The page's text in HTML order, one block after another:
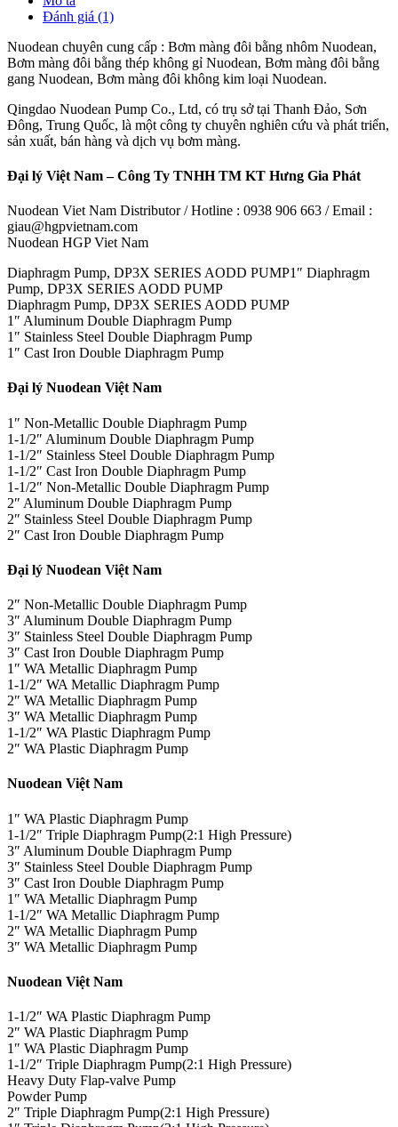
Đánh giá (1)
Nuodean chuyên cung cấp : Bơm màng đôi bằng nhôm Nuodean,
Bơm màng đôi bằng thép không gỉ Nuodean, Bơm màng đôi bằng
gang Nuodean, Bơm màng đôi không kim loại Nuodean.
Qingdao Nuodean Pump Co., Ltd, có trụ sở tại Thanh Đảo, Sơn
Đông, Trung Quốc, là một công ty chuyên nghiên cứu và phát triển,
sản xuất, bán hàng và dịch vụ bơm màng.
Đại lý Việt Nam – Công Ty TNHH TM KT Hưng Gia Phát
Nuodean Viet Nam Distributor / Hotline : 0938 906 663 / Email :
giau@hgpvietnam.com
Nuodean HGP Viet Nam
Diaphragm Pump, DP3X SERIES AODD PUMP1″ Diaphragm
Pump, DP3X SERIES AODD PUMP
Diaphragm Pump, DP3X SERIES AODD PUMP
1″ Aluminum Double Diaphragm Pump
1″ Stainless Steel Double Diaphragm Pump
1″ Cast Iron Double Diaphragm Pump
Đại lý Nuodean Việt Nam
1″ Non-Metallic Double Diaphragm Pump
1-1/2″ Aluminum Double Diaphragm Pump
1-1/2″ Stainless Steel Double Diaphragm Pump
1-1/2″ Cast Iron Double Diaphragm Pump
1-1/2″ Non-Metallic Double Diaphragm Pump
2″ Aluminum Double Diaphragm Pump
2″ Stainless Steel Double Diaphragm Pump
2″ Cast Iron Double Diaphragm Pump
Đại lý Nuodean Việt Nam
2″ Non-Metallic Double Diaphragm Pump
3″ Aluminum Double Diaphragm Pump
3″ Stainless Steel Double Diaphragm Pump
3″ Cast Iron Double Diaphragm Pump
1″ WA Metallic Diaphragm Pump
1-1/2″ WA Metallic Diaphragm Pump
2″ WA Metallic Diaphragm Pump
3″ WA Metallic Diaphragm Pump
1-1/2″ WA Plastic Diaphragm Pump
2″ WA Plastic Diaphragm Pump
Nuodean Việt Nam
1″ WA Plastic Diaphragm Pump
1-1/2″ Triple Diaphragm Pump(2:1 High Pressure)
3″ Aluminum Double Diaphragm Pump
3″ Stainless Steel Double Diaphragm Pump
3″ Cast Iron Double Diaphragm Pump
1″ WA Metallic Diaphragm Pump
1-1/2″ WA Metallic Diaphragm Pump
2″ WA Metallic Diaphragm Pump
3″ WA Metallic Diaphragm Pump
Nuodean Việt Nam
1-1/2″ WA Plastic Diaphragm Pump
2″ WA Plastic Diaphragm Pump
1″ WA Plastic Diaphragm Pump
1-1/2″ Triple Diaphragm Pump(2:1 High Pressure)
Heavy Duty Flap-valve Pump
Powder Pump
2″ Triple Diaphragm Pump(2:1 High Pressure)